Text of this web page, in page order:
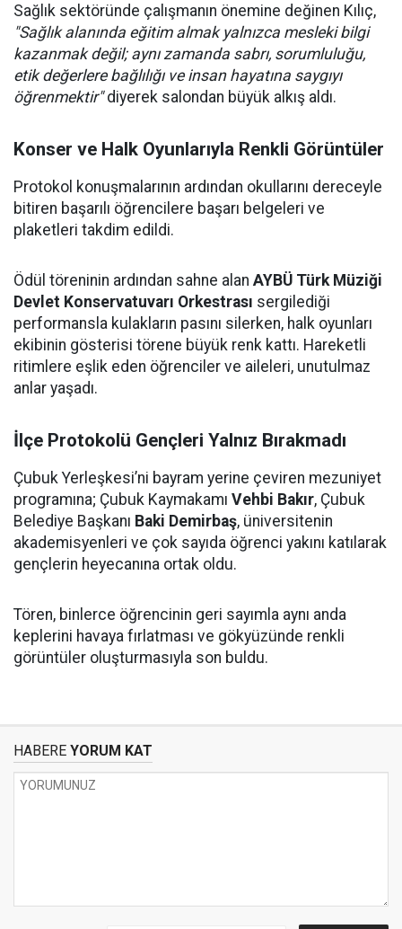
Sağlık sektöründe çalışmanın önemine değinen Kılıç,
"Sağlık alanında eğitim almak yalnızca mesleki bilgi
kazanmak değil; aynı zamanda sabrı, sorumluluğu,
etik değerlere bağlılığı ve insan hayatına saygıyı
öğrenmektir"diyerek salondan büyük alkış aldı.
Konser ve Halk Oyunlarıyla Renkli Görüntüler
Protokol konuşmalarının ardından okullarını dereceyle
bitiren başarılı öğrencilere başarı belgeleri ve
plaketleri takdim edildi.
Ödül töreninin ardından sahne alan AYBÜ Türk Müziği
Devlet Konservatuvarı Orkestrası sergilediği
performansla kulakların pasını silerken, halk oyunları
ekibinin gösterisi törene büyük renk kattı. Hareketli
ritimlere eşlik eden öğrenciler ve aileleri, unutulmaz
anlar yaşadı.
İlçe Protokolü Gençleri Yalnız Bırakmadı
Çubuk Yerleşkesi’ni bayram yerine çeviren mezuniyet
programına; Çubuk Kaymakamı Vehbi Bakır, Çubuk
Belediye Başkanı Baki Demirbaş, üniversitenin
akademisyenleri ve çok sayıda öğrenci yakını katılarak
gençlerin heyecanına ortak oldu.
Tören, binlerce öğrencinin geri sayımla aynı anda
keplerini havaya fırlatması ve gökyüzünde renkli
görüntüler oluşturmasıyla son buldu.
HABERE YORUM KAT